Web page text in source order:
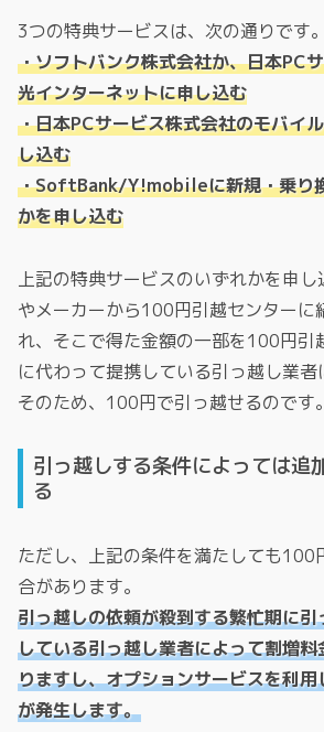
3つの特典サービスは、次の通りです。
・ソフトバンク株式会社か、日本PC
光インターネットに申し込む
・日本PCサービス株式会社のモバイ
し込む
・SoftBank/Y!mobileに新規・乗り
かを申し込む
上記の特典サービスのいずれかを申
やメーカーから100円引越センターに
れ、そこで得た金額の一部を100円引
に代わって提携している引っ越し業者
そのため、100円で引っ越せるのです。
引っ越しする条件によっては追
る
ただし、上記の条件を満たしても100
合があります。
引っ越しの依頼が殺到する繁忙期に
している引っ越し業者によって割増
りますし、オプションサービスを利
が発生します。